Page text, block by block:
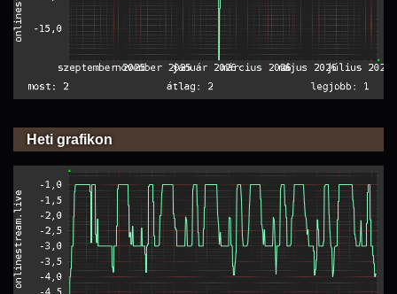
Heti grafikon